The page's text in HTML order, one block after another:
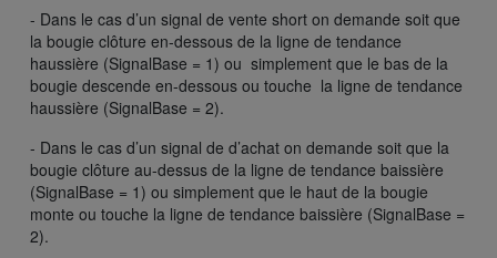
- Dans le cas d’un signal de vente short on demande soit que
la bougie clôture en-dessous de la ligne de tendance
haussière (SignalBase = 1) ou simplement que le bas de la
bougie descende en-dessous ou touche la ligne de tendance
haussière (SignalBase = 2).
- Dans le cas d’un signal de d’achat on demande soit que la
bougie clôture au-dessus de la ligne de tendance baissière
(SignalBase = 1) ou simplement que le haut de la bougie
monte ou touche la ligne de tendance baissière (SignalBase =
2).